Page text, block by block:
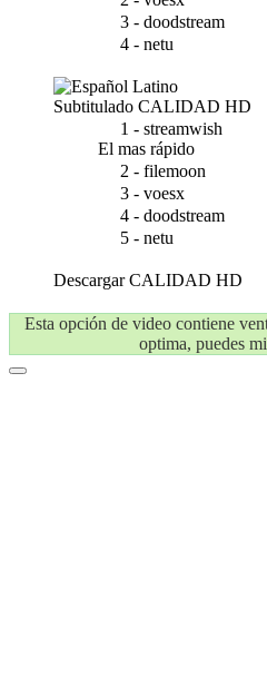
3 - doodstream
4 - netu
Subtitulado CALIDAD HD
1 - streamwish
El mas rápido
2 - filemoon
3 - voesx
4 - doodstream
5 - netu
DescargarCALIDAD HD
Esta opción de video contiene
optima, puedes